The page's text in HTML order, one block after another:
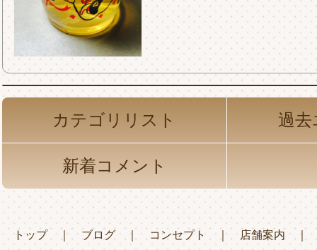
カテゴリリスト 過
新着コメント
トップ｜ ブログ コンセプト 店舗案内